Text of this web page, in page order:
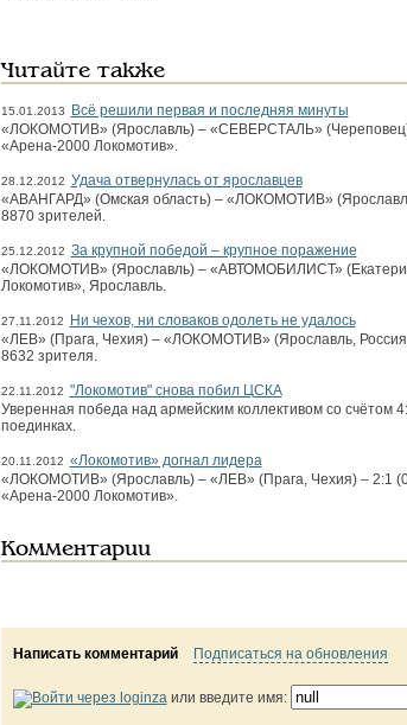
Читайте также
15.01.2013
Всё решили первая и последняя минуты
«ЛОКОМОТИВ» (Яро­славль) – «СЕВЕРСТАЛЬ» (Череповец)
«Арена-2000 Локомотив».
28.12.2012 Удача отвернулась от ярославцев
«АВАНГАРД» (Омская область) – «ЛОКОМОТИВ»
8870 зрителей.
25.12.2012 За крупной победой – крупное поражение
«ЛОКОМОТИВ» (Ярославль) – «АВТОМОБИЛИСТ»
Локомотив», Ярославль.
27.11.2012
Ни чехов, ни словаков одолеть не удалось
«ЛЕВ» (Прага, Чехия) – «ЛОКОМОТИВ» (Ярославль,
8632 зрителя.
22.11.2012 "Локомотив" снова побил ЦСКА
Уверенная победа над армейским коллективом со счётом
поединках.
20.11.2012 «Локомотив» догнал лидера
«ЛОКОМОТИВ» (Ярославль) – «ЛЕВ» (Прага, Чехия) – 2:1
«Арена-2000 Локомотив».
Комментарии
Написать комментарий Подписаться на обновления
или введите имя: